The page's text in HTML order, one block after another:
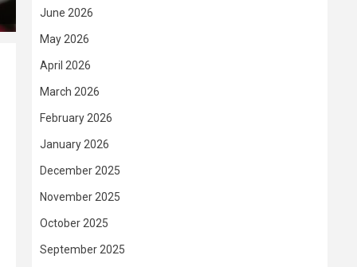
June 2026
May 2026
April 2026
March 2026
February 2026
January 2026
December 2025
November 2025
October 2025
September 2025